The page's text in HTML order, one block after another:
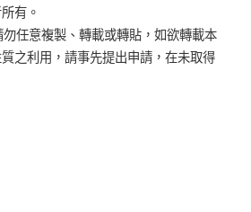
有。
任意複製、轉載或轉貼，如欲轉載本
之利用，請事先提出申請，在未取得